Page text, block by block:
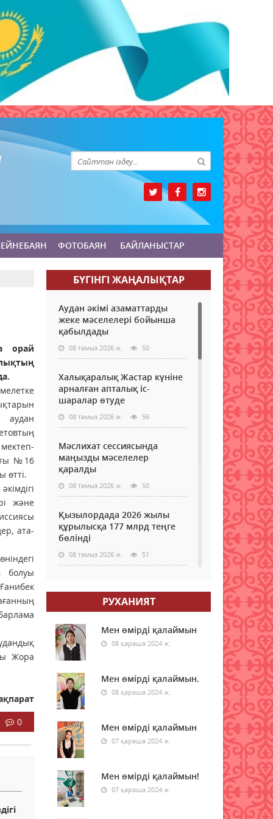
ФОТОБАЯН БАЙЛАНЫСТАР
орай
аудан
№16
өтті.
және
ата-
болуы
Жора
0
БҮГІНГI ЖАҢАЛЫҚТАР
Аудан әкімі азаматтарды
жеке мәселелері бойынша
қабылдады
08 тамыз 2026 ж. 50
Халықаралық Жастар күніне
арналған апталық іс-
шаралар өтуде
08 тамыз 2026 ж. 56
Мәслихат сессиясында
маңызды мәселелер
қаралды
08 тамыз 2026 ж. 50
Қызылордада 2026 жылы
құрылысқа 177 млрд теңге
бөлінді
08 тамыз 2026 ж. 51
зауыты салынады
08 тамыз 2026 ж. 48
Қазақстанның басым
бөлігінде жауын-шашынсыз
ауа райы күтіледі
08 тамыз 2026 ж. 50
Ғалымдар «климаттық
әткеншек» құбылысы
туралы ескертті
08 тамыз 2026 ж.
Аптап ыстық, найзағай,
бұршақ: 17 облыста ескерту
жарияланды
РУХАНИЯТ
Мен өмірді қалаймын
08 қараша 2024 ж.
Мен өмірді қалаймын.
08 қараша 2024 ж.
Мен өмірді қалаймын
07 қараша 2024 ж.
Мен өмірді қалаймын!
07 қараша 2024 ж.